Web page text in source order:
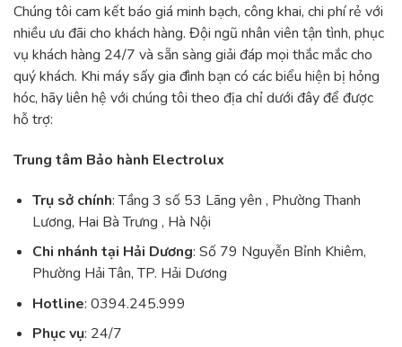
Chúng tôi cam kết báo giá minh bạch, công khai, chi phí rẻ với
nhiều ưu đãi cho khách hàng. Đội ngũ nhân viên tận tình, phục
vụ khách hàng 24/7 và sẵn sàng giải đáp mọi thắc mắc cho
quý khách. Khi máy sấy gia đình bạn có các biểu hiện bị hỏng
hóc, hãy liên hệ với chúng tôi theo địa chỉ dưới đây để được
hỗ trợ:
Trung tâm Bảo hành Electrolux
Trụ sở chính: Tầng 3 số 53 Lãng yên , Phường Thanh
Lương, Hai Bà Trưng , Hà Nội
Chi nhánh tại Hải Dương: Số 79 Nguyễn Bỉnh Khiêm,
Phường Hải Tân, TP. Hải Dương
Hotline: 0394.245.999
Phục vụ: 24/7